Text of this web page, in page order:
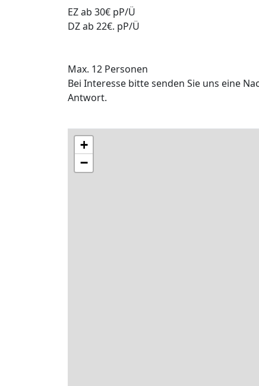
EZ ab 30€ pP/Ü
DZ ab 22€. pP/Ü
Max. 12 Personen
Bei Interesse bitte senden Sie uns eine
Antwort.
+
−